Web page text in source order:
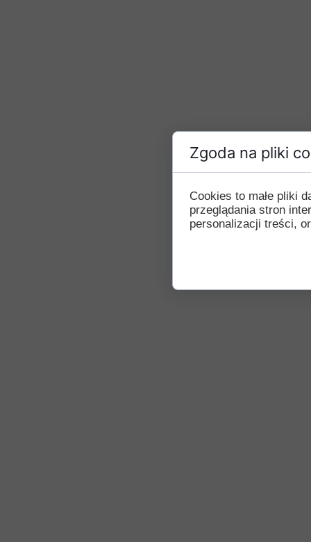
Zgoda na pliki
Cookies to małe pliki
przeglądania stron
personalizacji treści,